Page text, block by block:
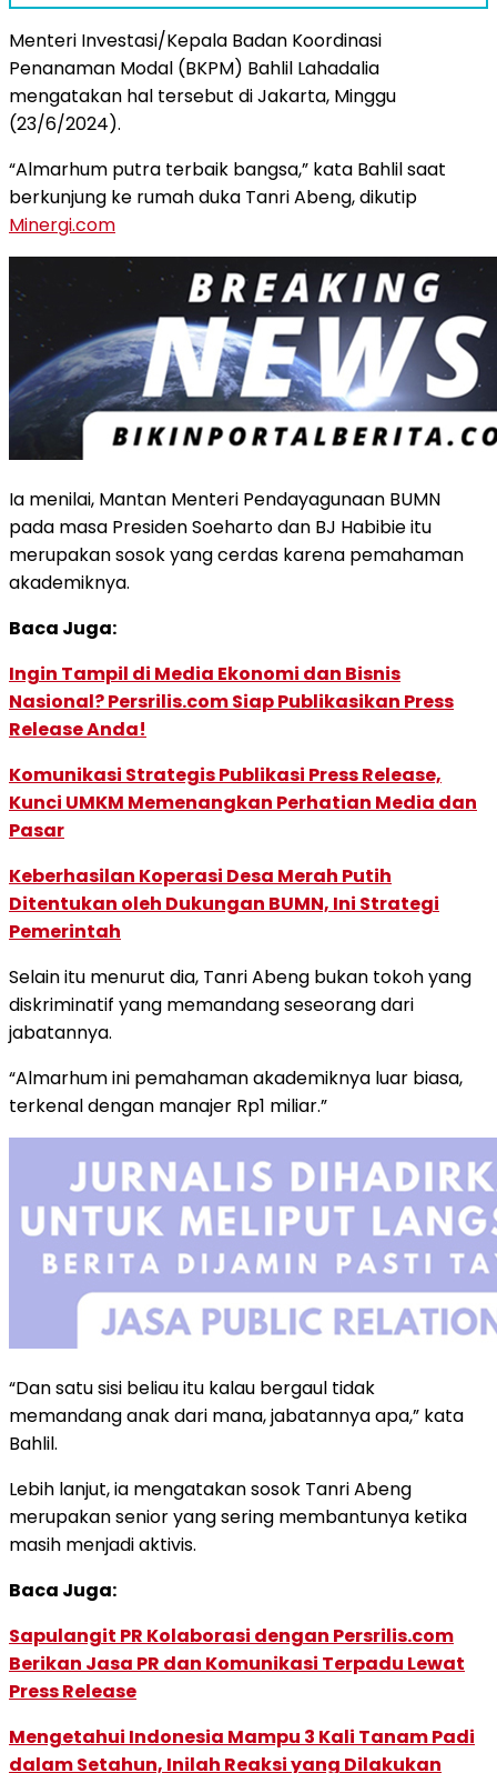
Menteri Investasi/Kepala Badan Koordinasi
Penanaman Modal (BKPM) Bahlil Lahadalia
mengatakan hal tersebut di Jakarta, Minggu
(23/6/2024).
“Almarhum putra terbaik bangsa,” kata Bahlil saat
berkunjung ke rumah duka Tanri Abeng, dikutip
Minergi.com
Ia menilai, Mantan Menteri Pendayagunaan BUMN
pada masa Presiden Soeharto dan BJ Habibie itu
merupakan sosok yang cerdas karena pemahaman
akademiknya.
Baca Juga:
Ingin Tampil di Media Ekonomi dan Bisnis
Nasional? Persrilis.com Siap Publikasikan Press
Release Anda!
Komunikasi Strategis Publikasi Press Release,
Kunci UMKM Memenangkan Perhatian Media dan
Pasar
Keberhasilan Koperasi Desa Merah Putih
Ditentukan oleh Dukungan BUMN, Ini Strategi
Pemerintah
Selain itu menurut dia, Tanri Abeng bukan tokoh yang
diskriminatif yang memandang seseorang dari
jabatannya.
“Almarhum ini pemahaman akademiknya luar biasa,
terkenal dengan manajer Rp1 miliar.”
“Dan satu sisi beliau itu kalau bergaul tidak
memandang anak dari mana, jabatannya apa,” kata
Bahlil.
Lebih lanjut, ia mengatakan sosok Tanri Abeng
merupakan senior yang sering membantunya ketika
masih menjadi aktivis.
Baca Juga:
Sapulangit PR Kolaborasi dengan Persrilis.com
Berikan Jasa PR dan Komunikasi Terpadu Lewat
Press Release
Mengetahui Indonesia Mampu 3 Kali Tanam Padi
dalam Setahun, Inilah Reaksi yang Dilakukan